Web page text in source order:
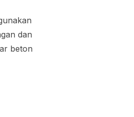
dan
beton